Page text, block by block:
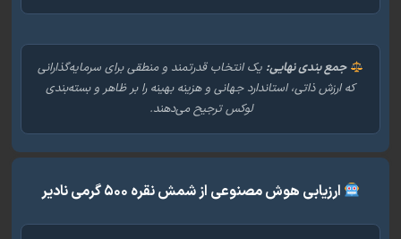
جمع بندی نهایی:یک انتخاب قدرتمند و منطقی برای سرمایه‌گذارانی
ارزش ذاتی، استاندارد جهانی و هزینه بهینه را بر ظاهر و بسته‌بندی
لوکس ترجیح می‌دهند.
ارزیابی هوش مصنوعی از شمش نقره ۵۰۰ گرمی نادیر